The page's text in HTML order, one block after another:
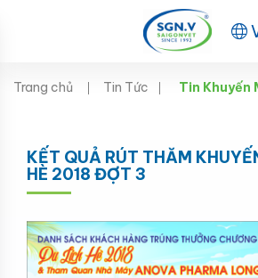
Trang chủ Tin Tức Tin Khuyến
KẾT QUẢ RÚT THĂM
HÈ 2018 ĐỢT 3